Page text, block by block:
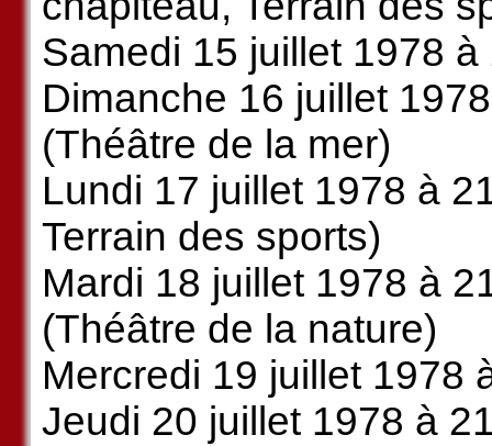
Samedi 15 juillet 1978
Dimanche 16 juillet
(Théâtre de la mer)
Lundi 17 juillet 1978 à
Terrain des sports)
Mardi 18 juillet 1978 à
(Théâtre de la nature)
Mercredi 19 juillet 1978
Jeudi 20 juillet 1978 à